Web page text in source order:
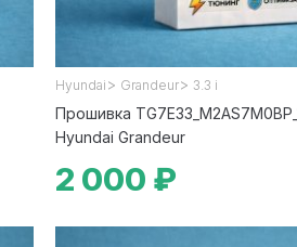
Hyundai > Grandeur> 3.3 i
Прошивка
Hyundai Grandeur
2 000 ₽